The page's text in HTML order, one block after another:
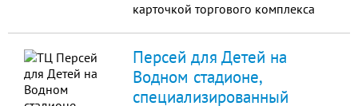
карточкой торгового комплекса
которой располагаются магазины
известных марок. Эффект
свободного пространства в
Персей для Детей на
Водном стадионе,
специализированный